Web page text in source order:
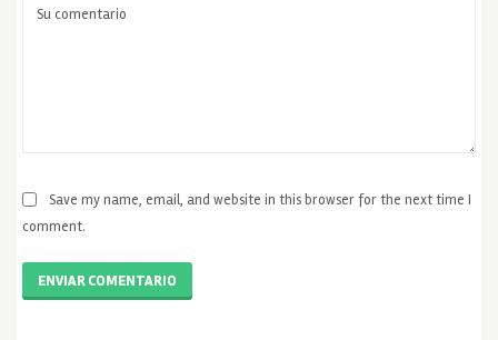
Save my name, email, and website in this browser for the next time I
comment.
ENVIAR COMENTARIO